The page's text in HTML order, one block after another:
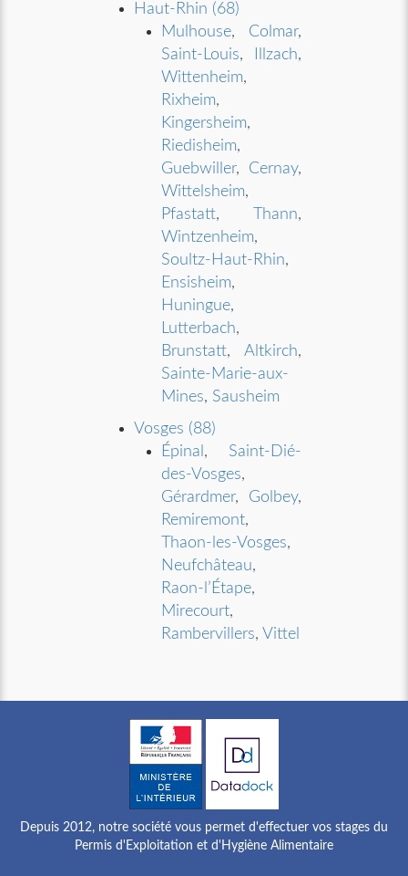
Haut-Rhin (68)
Mulhouse, Colmar,
Saint-Louis, Illzach,
Wittenheim,
Rixheim,
Kingersheim,
Riedisheim,
Guebwiller, Cernay,
Wittelsheim,
Pfastatt, Thann,
Wintzenheim,
Soultz-Haut-Rhin,
Ensisheim,
Huningue,
Lutterbach,
Brunstatt, Altkirch,
Sainte-Marie-aux-
Mines, Sausheim
Vosges (88)
Épinal , Saint-Dié-
des-Vosges,
Gérardmer, Golbey,
Remiremont,
Thaon-les-Vosges,
Neufchâteau,
Raon-l’Étape,
Mirecourt,
Rambervillers,Vittel
Depuis 2012, notre société vous permet d'effectuer vos stages du
Permis d'Exploitation et d'Hygiène Alimentaire